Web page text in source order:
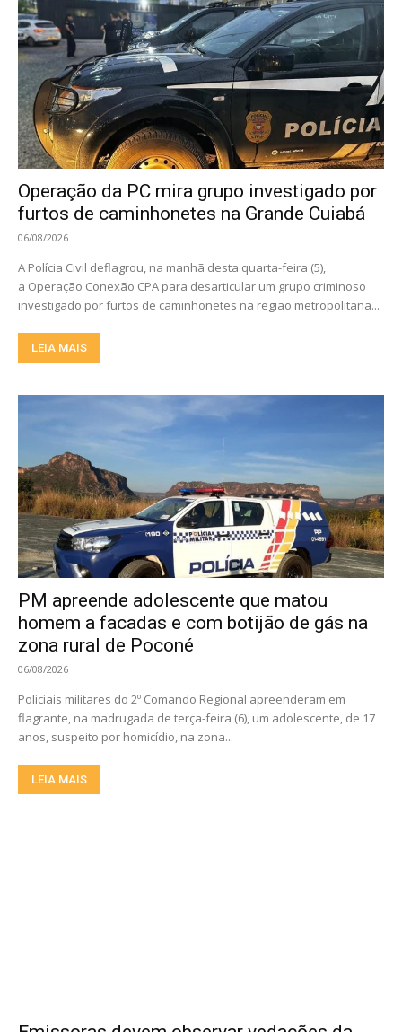
Operação da PC mira grupo investigado por
furtos de caminhonetes na Grande Cuiabá
06/08/2026
A Polícia Civil deflagrou, na manhã desta quarta-feira (5),
a Operação Conexão CPA para desarticular um grupo criminoso
investigado por furtos de caminhonetes na região metropolitana...
LEIA MAIS
PM apreende adolescente que matou
homem a facadas e com botijão de gás na
zona rural de Poconé
06/08/2026
Policiais militares do 2º Comando Regional apreenderam em
flagrante, na madrugada de terça-feira (6), um adolescente, de 17
anos, suspeito por homicídio, na zona...
LEIA MAIS